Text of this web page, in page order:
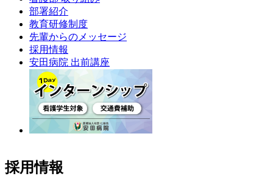
部署紹介
教育研修制度
先輩からのメッセージ
採用情報
安田病院 出前講座
採用情報